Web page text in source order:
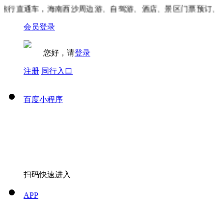
直通车，海南西沙周边游、自驾游、酒店、景区门票预订、本
会员登录
您好，请登录
注册 同行入口
百度小程序
扫码快速进入
APP